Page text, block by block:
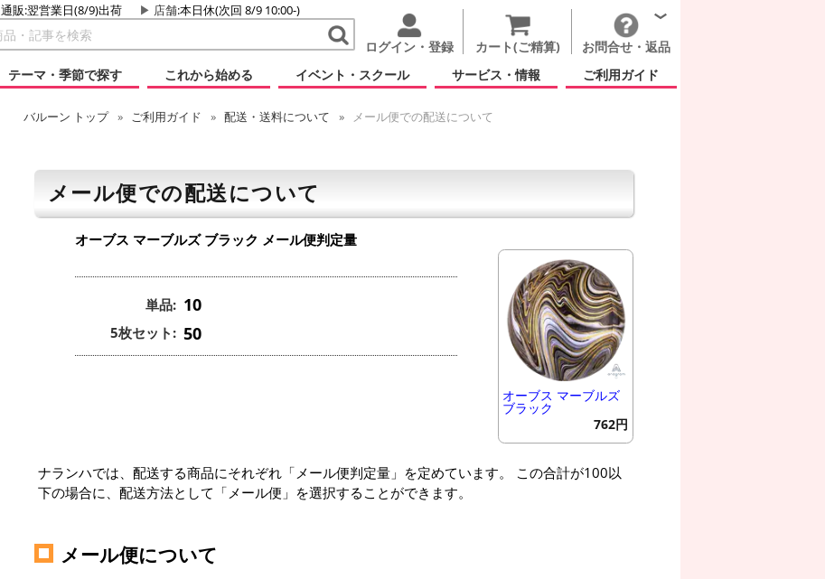
通販:翌営業日(8/9)出荷 店舗:本日休(次回 8/9 10:00-)
ログイン・登録 カート(ご精算)
お問合せ・返品
テーマ・季節で探す
これから始める イベント・スクール サービス・情報 ご利用ガイド
バルーン トップ ご利用ガイド 配送・送料について メール便での配送について
メール便での配送について
オーブス マーブルズ ブラック メール便判定量
単品: 10
5枚セット: 50
オーブス マーブルズ
ブラック
762円
ナランハでは、配送する商品にそれぞれ「メール便判定量」を定めています。 この合計が100以
下の場合に、配送方法として「メール便」を選択することができます。
メール便について